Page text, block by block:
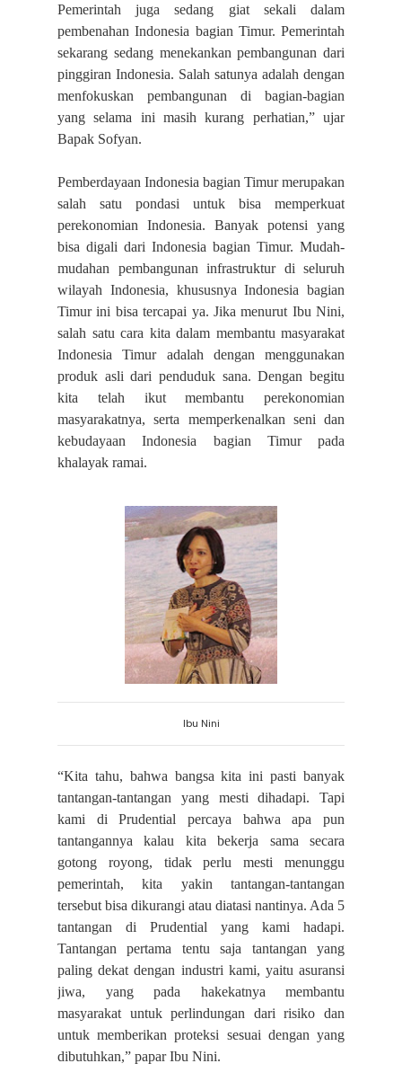
Pemerintah juga sedang giat sekali dalam
pembenahan Indonesia bagian Timur. Pemerintah
sekarang sedang menekankan pembangunan dari
pinggiran Indonesia. Salah satunya adalah dengan
menfokuskan pembangunan di bagian-bagian
yang selama ini masih kurang perhatian,” ujar
Bapak Sofyan.
Pemberdayaan Indonesia bagian Timur merupakan
salah satu pondasi untuk bisa memperkuat
perekonomian Indonesia. Banyak potensi yang
bisa digali dari Indonesia bagian Timur. Mudah-
mudahan pembangunan infrastruktur di seluruh
wilayah Indonesia, khususnya Indonesia bagian
Timur ini bisa tercapai ya. Jika menurut Ibu Nini,
salah satu cara kita dalam membantu masyarakat
Indonesia Timur adalah dengan menggunakan
produk asli dari penduduk sana. Dengan begitu
kita telah ikut membantu perekonomian
masyarakatnya, serta memperkenalkan seni dan
kebudayaan Indonesia bagian Timur pada
khalayak ramai.
Ibu Nini
“Kita tahu, bahwa bangsa kita ini pasti banyak
tantangan-tantangan yang mesti dihadapi. Tapi
kami di Prudential percaya bahwa apa pun
tantangannya kalau kita bekerja sama secara
gotong royong, tidak perlu mesti menunggu
pemerintah, kita yakin tantangan-tantangan
tersebut bisa dikurangi atau diatasi nantinya. Ada 5
tantangan di Prudential yang kami hadapi.
Tantangan pertama tentu saja tantangan yang
paling dekat dengan industri kami, yaitu asuransi
jiwa, yang pada hakekatnya membantu
masyarakat untuk perlindungan dari risiko dan
untuk memberikan proteksi sesuai dengan yang
dibutuhkan,” papar Ibu Nini.